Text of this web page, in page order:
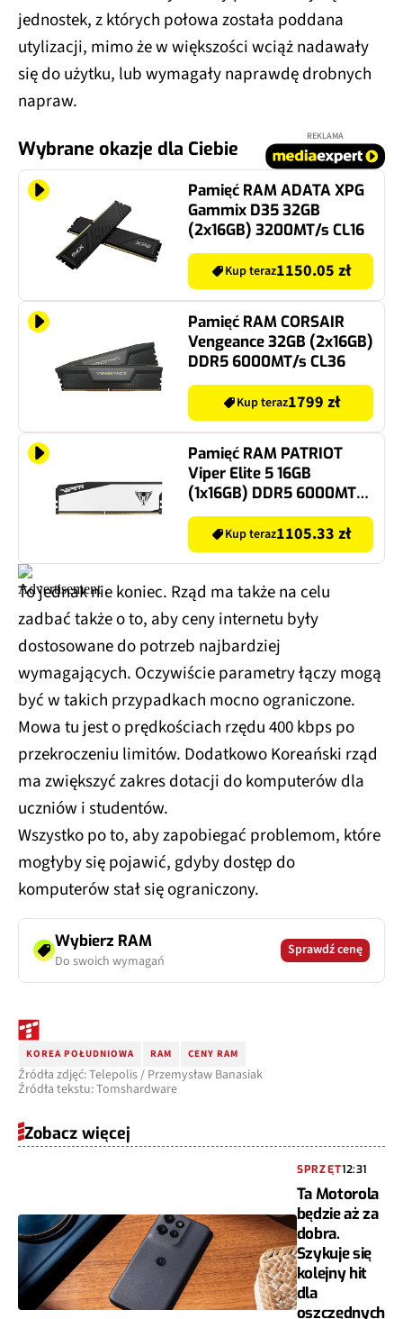
jednostek, z których połowa została poddana
utylizacji, mimo że w większości wciąż nadawały
się do użytku, lub wymagały naprawdę drobnych
napraw.
Wybrane okazje dla Ciebie
Pamięć RAM ADATA XPG
Gammix D35 32GB
(2x16GB) 3200MT/s CL16
Kup teraz1150.05 zł
Pamięć RAM CORSAIR
Vengeance 32GB (2x16GB)
DDR5 6000MT/s CL36
Kup teraz1799 zł
Pamięć RAM PATRIOT
Viper Elite 5 16GB
(1x16GB) DDR5 6000MT/s
CL30
Kup teraz1105.33 zł
To jednak nie koniec. Rząd ma także na celu
zadbać także o to, aby ceny internetu były
dostosowane do potrzeb najbardziej
wymagających. Oczywiście parametry łączy mogą
być w takich przypadkach mocno ograniczone.
Mowa tu jest o prędkościach rzędu 400 kbps po
przekroczeniu limitów. Dodatkowo Koreański rząd
ma zwiększyć zakres dotacji do komputerów dla
uczniów i studentów.
Wszystko po to, aby zapobiegać problemom, które
mogłyby się pojawić, gdyby dostęp do
komputerów stał się ograniczony.
Wybierz RAM
Do swoich wymagań
Sprawdź cenę
KOREA POŁUDNIOWA RAM CENY RAM
Źródła zdjęć: Telepolis / Przemysław Banasiak
Źródła tekstu: Tomshardware
Zobacz więcej
SPRZĘT12:31
Ta Motorola
będzie aż za
dobra.
Szykuje się
kolejny hit
dla
oszczędnych